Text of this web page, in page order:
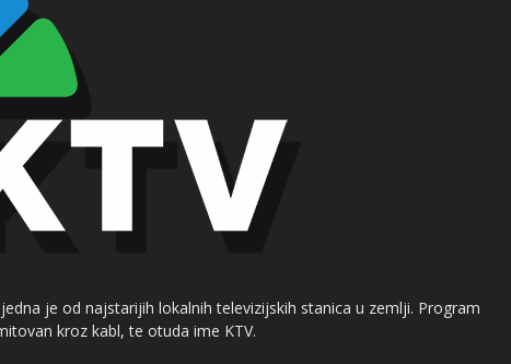
je od najstarijih lokalnih televizijskih stanica u zemlji. Program
kroz kabl, te otuda ime KTV.